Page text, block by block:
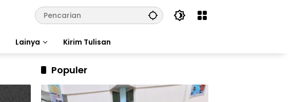
Lainya Kirim Tulisan
Populer